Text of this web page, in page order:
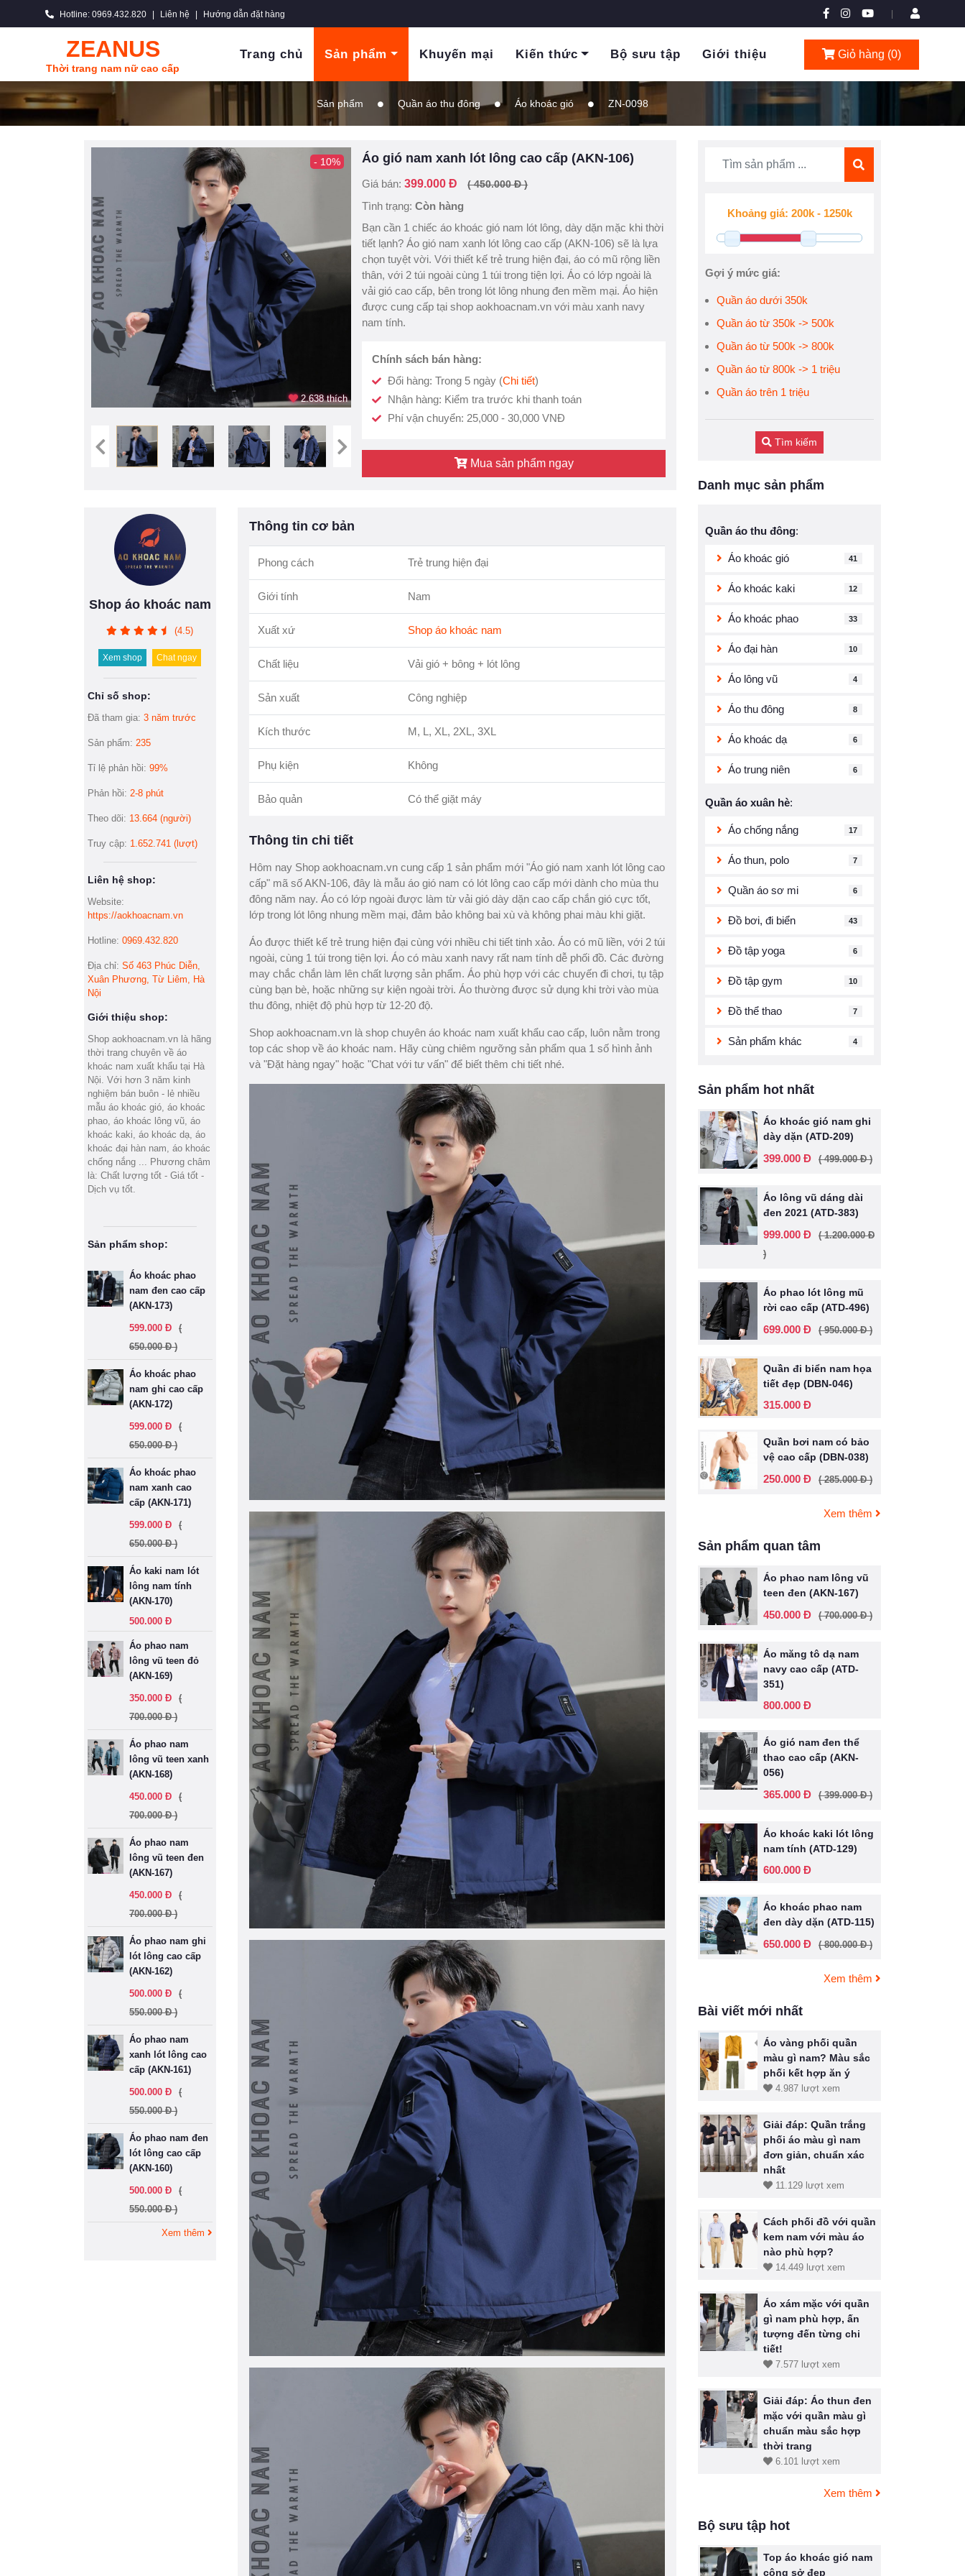
Hotline: 0969.432.820 Liên hệ Hướng dẫn đặt hàng
ZEANUS
Thời trang nam nữ cao cấp
Trang chủ Sản phẩm Khuyến mại Kiến thức Bộ sưu tập Giới thiệu Giỏ hàng (0)
Sản phẩm Quần áo thu đông Áo khoác gió ZN-0098
- 10%
2.638 thích
Áo gió nam xanh lót lông cao cấp (AKN-106)
Giá bán:399.000 Đ ( 450.000 Đ )
Tình trạng:Còn hàng
Bạn cần 1 chiếc áo khoác gió nam lót lông, dày dặn mặc khi thời
tiết lạnh? Áo gió nam xanh lót lông cao cấp (AKN-106) sẽ là lựa
chọn tuyệt vời. Với thiết kế trẻ trung hiện đại, áo có mũ rộng liền
thân, với 2 túi ngoài cùng 1 túi trong tiện lợi. Áo có lớp ngoài là
vải gió cao cấp, bên trong lót lông nhung đen mềm mại. Áo hiện
được cung cấp tại shop aokhoacnam.vn với màu xanh navy
nam tính.
Chính sách bán hàng:
Đổi hàng: Trong 5 ngày (Chi tiết)
Nhận hàng: Kiểm tra trước khi thanh toán
Phí vận chuyển: 25,000 - 30,000 VNĐ
Mua sản phẩm ngay
Shop áo khoác nam
(4.5)
Xem shop Chat ngay
Chỉ số shop:
Đã tham gia: 3 năm trước
Sản phẩm: 235
Tỉ lệ phản hồi: 99%
Phản hồi: 2-8 phút
Theo dõi: 13.664 (người)
Truy cập: 1.652.741 (lượt)
Liên hệ shop:
Website:
https://aokhoacnam.vn
Hotline: 0969.432.820
Địa chỉ: Số 463 Phúc Diễn,
Xuân Phương, Từ Liêm, Hà
Nội
Giới thiệu shop:
Shop aokhoacnam.vn là hãng
thời trang chuyên về áo
khoác nam xuất khẩu tại Hà
Nội. Với hơn 3 năm kinh
nghiệm bán buôn - lẻ nhiều
mẫu áo khoác gió, áo khoác
phao, áo khoác lông vũ, áo
khoác kaki, áo khoác dạ, áo
khoác đại hàn nam, áo khoác
chống nắng ... Phương châm
là: Chất lượng tốt - Giá tốt -
Dịch vụ tốt.
Sản phẩm shop:
Áo khoác phao
nam đen cao cấp
(AKN-173)
599.000 Đ
(
650.000 Đ )
Áo khoác phao
nam ghi cao cấp
(AKN-172)
599.000 Đ
(
650.000 Đ )
Áo khoác phao
nam xanh cao
cấp (AKN-171)
599.000 Đ
(
650.000 Đ )
Áo kaki nam lót
lông nam tính
(AKN-170)
500.000 Đ
Áo phao nam
lông vũ teen đỏ
(AKN-169)
350.000 Đ
(
700.000 Đ )
Áo phao nam
lông vũ teen xanh
(AKN-168)
450.000 Đ
(
700.000 Đ )
Áo phao nam
lông vũ teen đen
(AKN-167)
450.000 Đ
(
700.000 Đ )
Áo phao nam ghi
lót lông cao cấp
(AKN-162)
500.000 Đ
(
550.000 Đ )
Áo phao nam
xanh lót lông cao
cấp (AKN-161)
500.000 Đ
(
550.000 Đ )
Áo phao nam đen
lót lông cao cấp
(AKN-160)
500.000 Đ
(
550.000 Đ )
Xem thêm
Thông tin cơ bản
Phong cách Trẻ trung hiện đại
Giới tính Nam
Xuất xứ Shop áo khoác nam
Chất liệu Vải gió + bông + lót lông
Sản xuất Công nghiệp
Kích thước M, L, XL, 2XL, 3XL
Phụ kiện Không
Bảo quản Có thể giặt máy
Thông tin chi tiết
Hôm nay Shop aokhoacnam.vn cung cấp 1 sản phẩm mới "Áo gió nam xanh lót lông cao
cấp" mã số AKN-106, đây là mẫu áo gió nam có lót lông cao cấp mới dành cho mùa thu
đông năm nay. Áo có lớp ngoài được làm từ vải gió dày dặn cao cấp chắn gió cực tốt,
lớp trong lót lông nhung mềm mại, đảm bảo không bai xù và không phai màu khi giặt.
Áo được thiết kế trẻ trung hiện đại cùng với nhiều chi tiết tinh xảo. Áo có mũ liền, với 2 túi
ngoài, cùng 1 túi trong tiện lợi. Áo có màu xanh navy rất nam tính dễ phối đồ. Các đường
may chắc chắn làm lên chất lượng sản phẩm. Áo phù hợp với các chuyến đi chơi, tụ tập
cùng bạn bè, hoặc những sự kiện ngoài trời. Áo thường được sử dụng khi trời vào mùa
thu đông, nhiệt độ phù hợp từ 12-20 độ.
Shop aokhoacnam.vn là shop chuyên áo khoác nam xuất khẩu cao cấp, luôn nằm trong
top các shop về áo khoác nam. Hãy cùng chiêm ngưỡng sản phẩm qua 1 số hình ảnh
và "Đặt hàng ngay" hoặc "Chat với tư vấn" để biết thêm chi tiết nhé.
Gợi ý mức giá:
Quần áo dưới 350k
Quần áo từ 350k -> 500k
Quần áo từ 500k -> 800k
Quần áo từ 800k -> 1 triệu
Quần áo trên 1 triệu
Tìm kiếm
Danh mục sản phẩm
Quần áo thu đông:
Áo khoác gió 41
Áo khoác kaki 12
Áo khoác phao 33
Áo đại hàn 10
Áo lông vũ 4
Áo thu đông 8
Áo khoác dạ 6
Áo trung niên 6
Quần áo xuân hè:
Áo chống nắng 17
Áo thun, polo 7
Quần áo sơ mi 6
Đồ bơi, đi biển 43
Đồ tập yoga 6
Đồ tập gym 10
Đồ thể thao 7
Sản phẩm khác 4
Sản phẩm hot nhất
Áo khoác gió nam ghi
dày dặn (ATD-209)
399.000 Đ ( 499.000 Đ )
Áo lông vũ dáng dài
đen 2021 (ATD-383)
999.000 Đ
( 1.200.000 Đ
)
Áo phao lót lông mũ
rời cao cấp (ATD-496)
699.000 Đ ( 950.000 Đ )
Quần đi biển nam họa
tiết đẹp (DBN-046)
315.000 Đ
Quần bơi nam có bảo
vệ cao cấp (DBN-038)
250.000 Đ ( 285.000 Đ )
Xem thêm
Sản phẩm quan tâm
Áo phao nam lông vũ
teen đen (AKN-167)
450.000 Đ ( 700.000 Đ )
Áo măng tô dạ nam
navy cao cấp (ATD-
351)
800.000 Đ
Áo gió nam đen thể
thao cao cấp (AKN-
056)
365.000 Đ ( 399.000 Đ )
Áo khoác kaki lót lông
nam tính (ATD-129)
600.000 Đ
Áo khoác phao nam
đen dày dặn (ATD-115)
650.000 Đ ( 800.000 Đ )
Xem thêm
Bài viết mới nhất
Áo vàng phối quần
màu gì nam? Màu sắc
phối kết hợp ăn ý
4.987 lượt xem
Giải đáp: Quần trắng
phối áo màu gì nam
đơn giản, chuẩn xác
nhất
11.129 lượt xem
Cách phối đồ với quần
kem nam với màu áo
nào phù hợp?
14.449 lượt xem
Áo xám mặc với quần
gì nam phù hợp, ấn
tượng đến từng chi
tiết!
7.577 lượt xem
Giải đáp: Áo thun đen
mặc với quần màu gì
chuẩn màu sắc hợp
thời trang
6.101 lượt xem
Xem thêm
Bộ sưu tập hot
Top áo khoác gió nam
công sở đẹp